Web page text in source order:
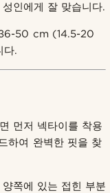
인에게 잘 맞습니다.
36-50 cm (14.5-20
다.
먼저 넥타이를 착용
하여 완벽한 핏을 찾
쪽에 있는 접힌 부분